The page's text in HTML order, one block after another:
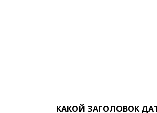
КАКОЙ ЗАГОЛОВОК